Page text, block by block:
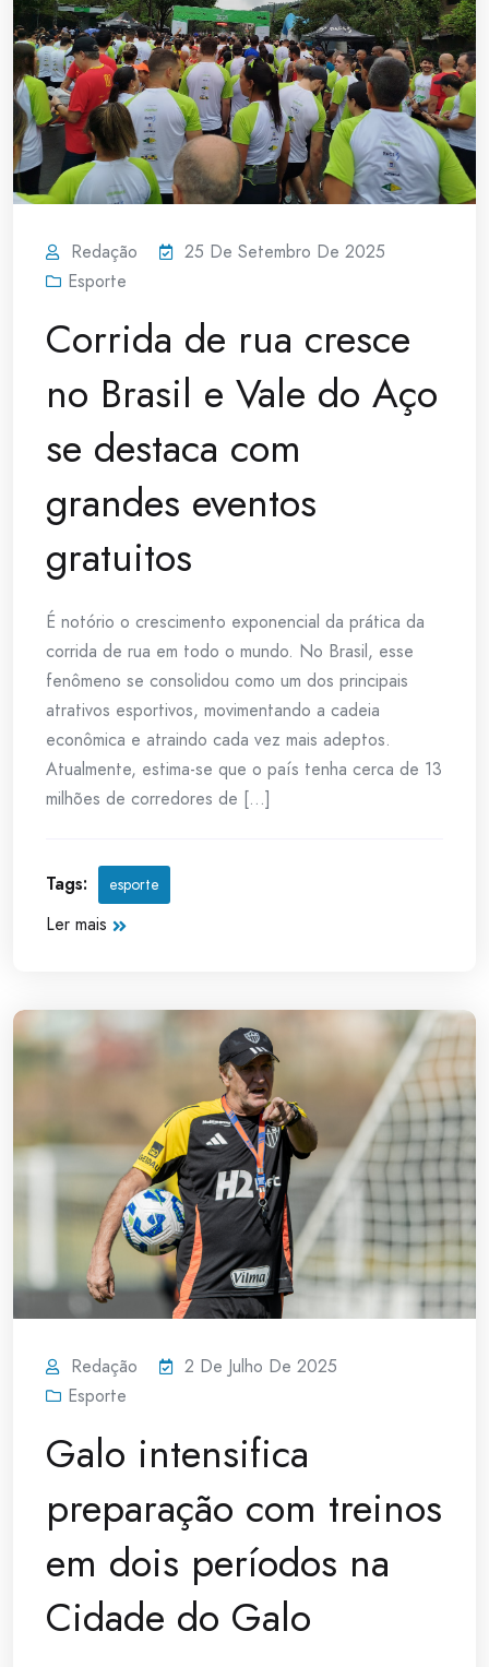
Redação
25 De Setembro De 2025
Esporte
Corrida de rua cresce
no Brasil e Vale do Aço
se destaca com
grandes eventos
gratuitos
É notório o crescimento exponencial da prática da
corrida de rua em todo o mundo. No Brasil, esse
fenômeno se consolidou como um dos principais
atrativos esportivos, movimentando a cadeia
econômica e atraindo cada vez mais adeptos.
Atualmente, estima-se que o país tenha cerca de 13
milhões de corredores de [...]
Tags: esporte
Ler mais
Redação
2 De Julho De 2025
Esporte
Galo intensifica
preparação com treinos
em dois períodos na
Cidade do Galo